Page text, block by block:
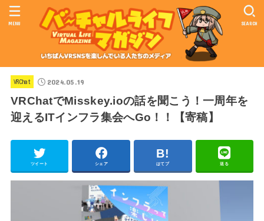
SEARCH
MENU
VRChat 2024.05.19
VRChatでMisskey.ioの話を聞こう！一周年を
迎えるITインフラ集会へGo！！【寄稿】
ツイート シェア はてブ 送る